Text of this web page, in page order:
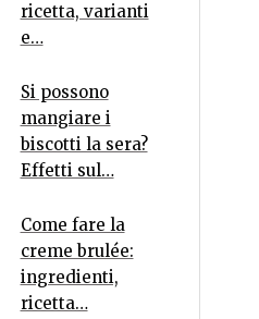
ricetta, varianti
e…
Si possono
mangiare i
biscotti la sera?
Effetti sul…
Come fare la
creme brulée:
ingredienti,
ricetta…